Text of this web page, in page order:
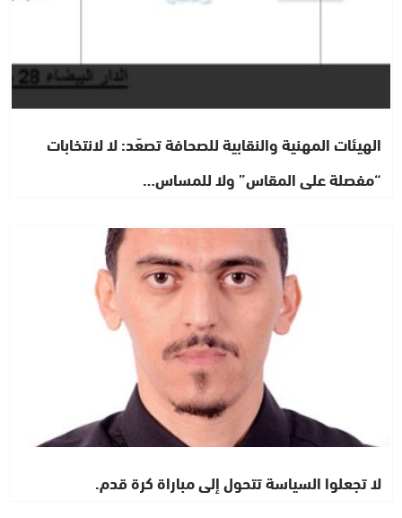
الهيئات المهنية والنقابية للصحافة تصعّد: لا لانتخابات
“مفصلة على المقاس” ولا للمساس…
لا تجعلوا السياسة تتحول إلى مباراة كرة قدم.